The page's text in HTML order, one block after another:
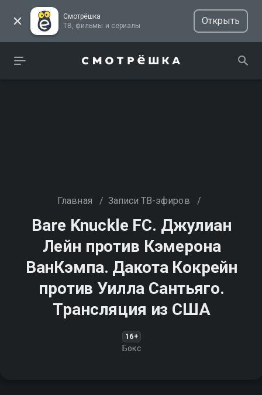
Смотрёшка
ТВ, фильмы и сериалы
Открыть
Главная / Записи ТВ-эфиров /
Bare Knuckle FC. Джулиан
Лейн против Кэмерона
ВанКэмпа. Дакота Кокрейн
против Уилла Сантьяго.
Трансляция из США
16+
Бокс